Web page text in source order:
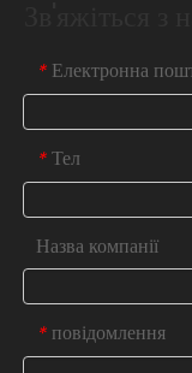
* Електронна
* Тел
Назва компанії
* повідомлення